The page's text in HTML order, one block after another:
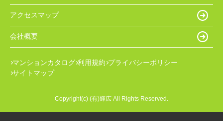
アクセスマップ
会社概要
マンションカタログ 利用規約 プライバシーポリシー
サイトマップ
Copyright(c) (有)輝広 All Rights Reserved.